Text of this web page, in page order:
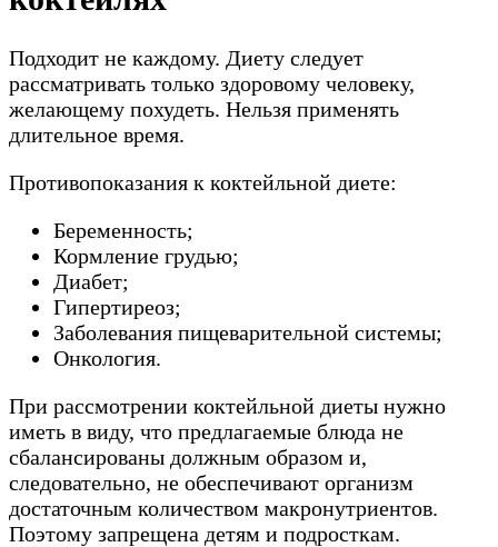
Подходит не каждому. Диету следует
рассматривать только здоровому человеку,
желающему похудеть. Нельзя применять
длительное время.
Противопоказания к коктейльной диете:
Беременность;
Кормление грудью;
Диабет;
Гипертиреоз;
Заболевания пищеварительной системы;
Онкология.
При рассмотрении коктейльной диеты нужно
иметь в виду, что предлагаемые блюда не
сбалансированы должным образом и,
следовательно, не обеспечивают организм
достаточным количеством макронутриентов.
Поэтому запрещена детям и подросткам.